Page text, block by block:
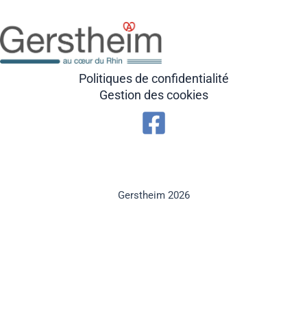
Politiques de confidentialité
Gestion des cookies
Gerstheim 2026